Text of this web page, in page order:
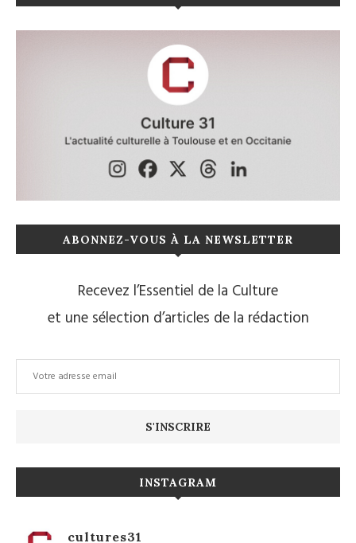
ABONNEZ-VOUS À LA NEWSLETTER
Recevez l’Essentiel de la Culture
et une sélection d’articles de la rédaction
INSTAGRAM
cultures31